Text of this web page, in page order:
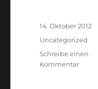
Veröffentlicht
14. Oktober 2012
Kategorien
Uncategorized
Schreibe einen
Kommentarzu